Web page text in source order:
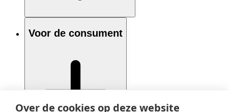
Over de cookies op deze website
Voor de consument